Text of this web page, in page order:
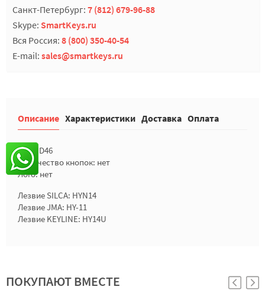
Санкт-Петербург: 7 (812) 679-96-88
Skype: SmartKeys.ru
Вся Россия: 8 (800) 350-40-54
E-mail: sales@smartkeys.ru
Описание Характеристики Доставка Оплата
Чип: ID46
Количество кнопок: нет
Лого: нет
Лезвие SILCA: HYN14
Лезвие JMA: HY-11
Лезвие KEYLINE: HY14U
ПОКУПАЮТ ВМЕСТЕ